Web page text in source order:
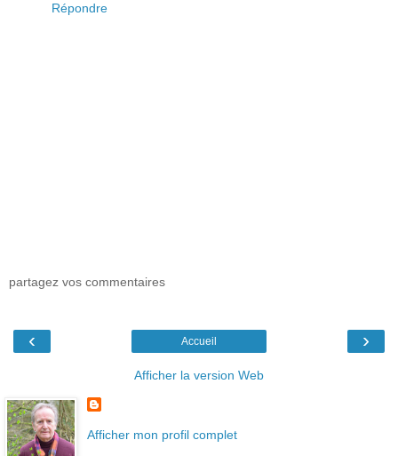
Répondre
partagez vos commentaires
‹ ›
Accueil
Afficher la version Web
Afficher mon profil complet